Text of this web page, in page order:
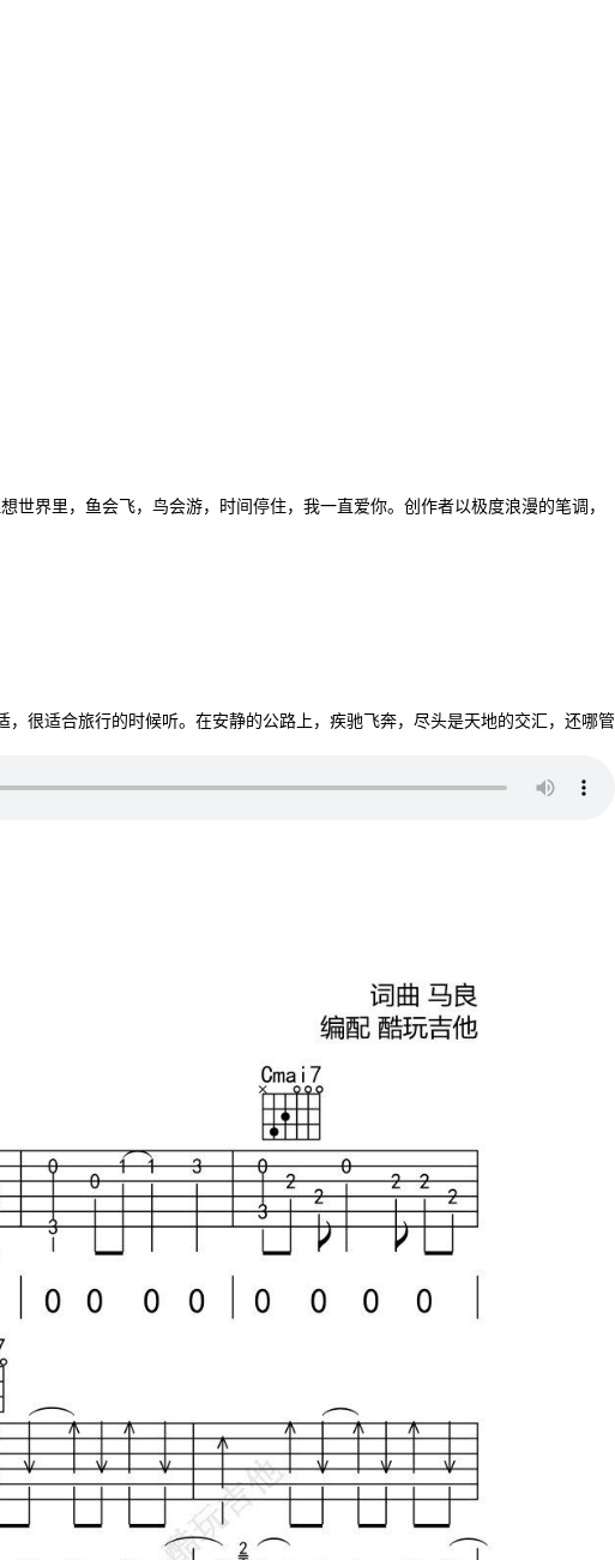
界里，鱼会飞，鸟会游，时间停住，我一直爱你。创作者以极度浪漫的笔调，
很适合旅行的时候听。在安静的公路上，疾驰飞奔，尽头是天地的交汇，还哪管